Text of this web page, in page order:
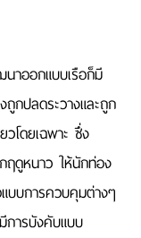
าออกแบบเรือก็มี
กปลดระวางและถูก
วโดยเฉพาะ ซึ่ง
ฤดูหนาว ให้นักท่อง
แบบการควบคุมต่างๆ
ารบังคับแบบ